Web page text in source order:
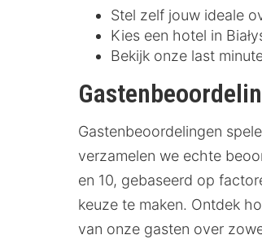
Stel zelf jouw ideale
Kies een hotel in
Bekijk onze last
Gastenbeoordelingen
verzamelen we echte
en 10, gebaseerd op
keuze te maken. Ontdek
van onze gasten over